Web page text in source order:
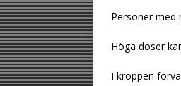
Personer med
Höga doser
I kroppen